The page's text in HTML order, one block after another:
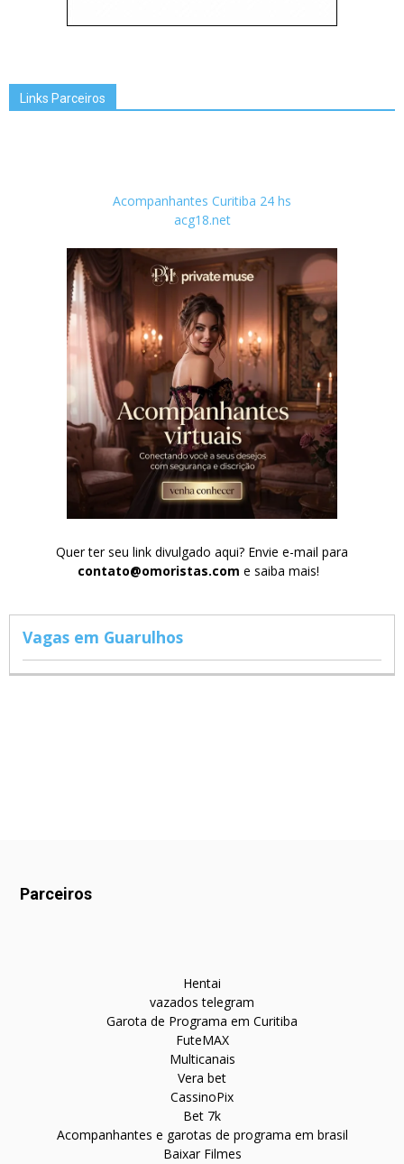
Links Parceiros
Acompanhantes Curitiba 24 hs
acg18.net
Quer ter seu link divulgado aqui? Envie e-mail para
contato@omoristas.com e saiba mais!
Vagas em Guarulhos
Parceiros
Hentai
vazados telegram
Garota de Programa em Curitiba
FuteMAX
Multicanais
Vera bet
CassinoPix
Bet 7k
Acompanhantes e garotas de programa em brasil
Baixar Filmes